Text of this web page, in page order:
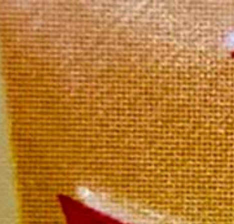
Accueil
Héritage
Accueil / Héritage